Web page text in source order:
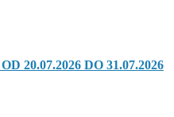
20.07.2026 DO 31.07.2026